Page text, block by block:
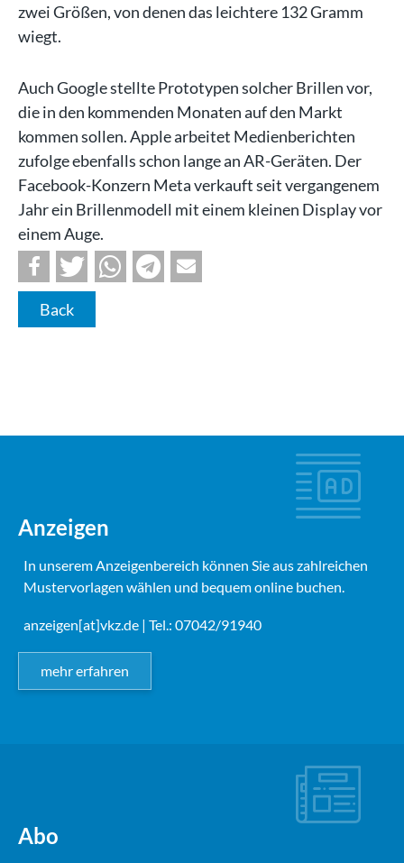
zwei Größen, von denen das leichtere 132 Gramm
wiegt.
Auch Google stellte Prototypen solcher Brillen vor,
die in den kommenden Monaten auf den Markt
kommen sollen. Apple arbeitet Medienberichten
zufolge ebenfalls schon lange an AR-Geräten. Der
Facebook-Konzern Meta verkauft seit vergangenem
Jahr ein Brillenmodell mit einem kleinen Display vor
einem Auge.
Back
Anzeigen
In unserem Anzeigenbereich können Sie aus zahlreichen
Mustervorlagen wählen und bequem online buchen.
anzeigen[at]vkz.de | Tel.: 07042/91940
mehr erfahren
Abo